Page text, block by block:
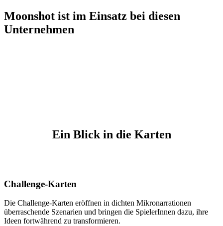
Moonshot ist im Einsatz bei diesen
Unternehmen
Ein Blick in die Karten
Challenge-Karten
Die Challenge-Karten eröffnen in dichten Mikronarrationen
überraschende Szenarien und bringen die SpielerInnen dazu, ihre
Ideen fortwährend zu transformieren.